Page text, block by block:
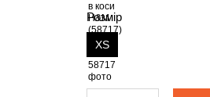
Розмір
ХS